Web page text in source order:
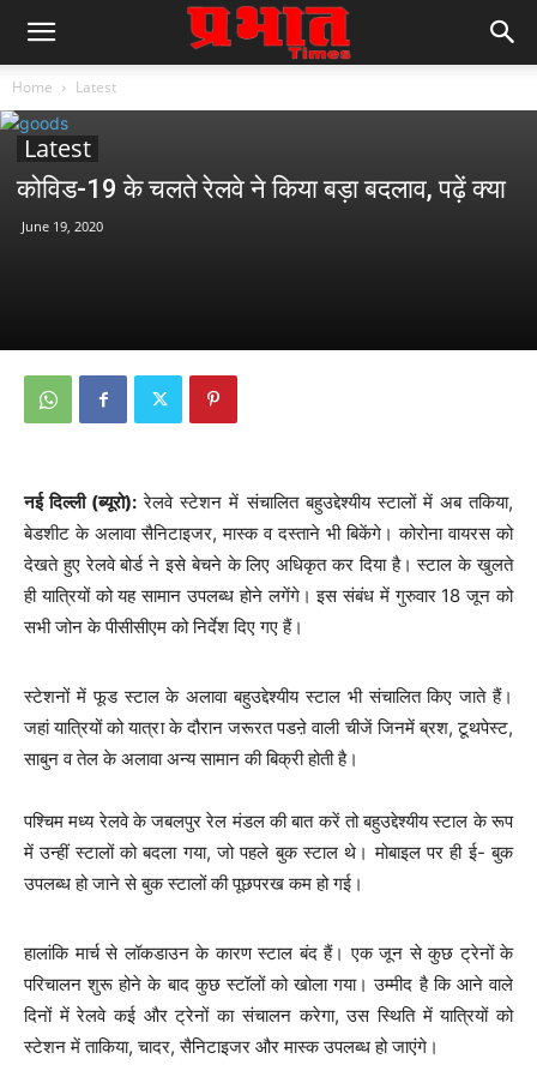
Home Latest
Latest
कोविड-19 के चलते रेलवे ने किया बड़ा बदलाव, पढ़ें क्या
June 19, 2020
नई दिल्ली (ब्यूरो): रेलवे स्टेशन में संचालित बहुउद्देश्यीय स्टालों में अब तकिया,
बेडशीट के अलावा सैनिटाइजर, मास्क व दस्ताने भी बिकेंगे। कोरोना वायरस को
देखते हुए रेलवे बोर्ड ने इसे बेचने के लिए अधिकृत कर दिया है। स्टाल के खुलते
ही यात्रियों को यह सामान उपलब्ध होने लगेंगे। इस संबंध में गुरुवार 18 जून को
सभी जोन के पीसीसीएम को निर्देश दिए गए हैं।
स्टेशनों में फूड स्टाल के अलावा बहुउद्देश्यीय स्टाल भी संचालित किए जाते हैं।
जहां यात्रियों को यात्रा के दौरान जरूरत पडऩे वाली चीजें जिनमें ब्रश, टूथपेस्ट,
साबुन व तेल के अलावा अन्य सामान की बिक्री होती है।
पश्चिम मध्य रेलवे के जबलपुर रेल मंडल की बात करें तो बहुउद्देश्यीय स्टाल के रूप
में उन्हीं स्टालों को बदला गया, जो पहले बुक स्टाल थे। मोबाइल पर ही ई- बुक
उपलब्ध हो जाने से बुक स्टालों की पूछपरख कम हो गई।
हालांकि मार्च से लॉकडाउन के कारण स्टाल बंद हैं। एक जून से कुछ ट्रेनों के
परिचालन शुरू होने के बाद कुछ स्टॉलों को खोला गया। उम्मीद है कि आने वाले
दिनों में रेलवे कई और ट्रेनों का संचालन करेगा, उस स्थिति में यात्रियों को
स्टेशन में ताकिया, चादर, सैनिटाइजर और मास्क उपलब्ध हो जाएंगे।